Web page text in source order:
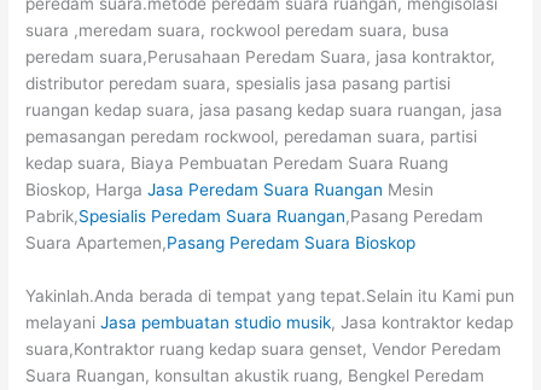
suara ,meredam suara, rockwool peredam suara, busa
peredam suara,Perusahaan Peredam Suara, jasa kontraktor,
distributor peredam suara, spesialis jasa pasang partisi
ruangan kedap suara, jasa pasang kedap suara ruangan, jasa
pemasangan peredam rockwool, peredaman suara, partisi
kedap suara, Biaya Pembuatan Peredam Suara Ruang
Bioskop, HargaJasa Peredam Suara Ruangan Mesin
Pabrik,Spesialis Peredam Suara Ruangan,Pasang Peredam
Suara Apartemen,Pasang Peredam Suara Bioskop
Yakinlah.Anda berada di tempat yang tepat.Selain itu Kami pun
melayaniJasa pembuatan studio musik, Jasa kontraktor kedap
suara,Kontraktor ruang kedap suara genset, Vendor Peredam
Suara Ruangan, konsultan akustik ruang, Bengkel Peredam